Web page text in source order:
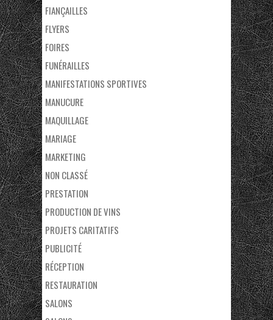
FIANÇAILLES
FLYERS
FOIRES
FUNÉRAILLES
MANIFESTATIONS SPORTIVES
MANUCURE
MAQUILLAGE
MARIAGE
MARKETING
NON CLASSÉ
PRESTATION
PRODUCTION DE VINS
PROJETS CARITATIFS
PUBLICITÉ
RÉCEPTION
RESTAURATION
SALONS